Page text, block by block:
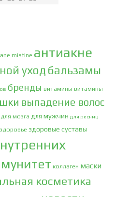
mistine антиакне
уход бальзамы
бренды витамины витамины
выпадение волос
для мозга для мужчин для ресниц
здоровые суставы
коллаген маски
косметика